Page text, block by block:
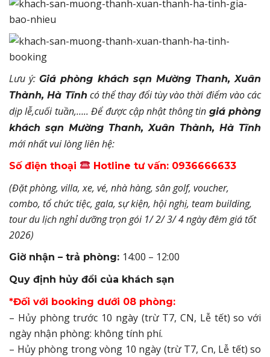
Lưu ý:Giá phòng khách sạn Mường Thanh, Xuân
Thành, Hà Tĩnh có thể thay đổi tùy vào thời điểm vào các
dịp lễ,cuối tuần,….. Để được cập nhật thông tin giá phòng
khách sạn Mường Thanh, Xuân Thành, Hà Tĩnh
mới nhất vui lòng liên hệ:
Số điện thoại Hotline tư vấn: 0936666633
(Đặt phòng, villa, xe, vé, nhà hàng, sân golf, voucher,
combo, tổ chức tiệc, gala, sự kiện, hội nghị, team building,
tour du lịch nghỉ dưỡng trọn gói 1/ 2/ 3/ 4 ngày đêm giá tốt
2026)
Giờ nhận – trả phòng: 14:00 – 12:00
Quy định hủy đổi của khách sạn
*Đối với booking dưới 08 phòng:
– Hủy phòng trước 10 ngày (trừ T7, CN, Lễ tết) so với
ngày nhận phòng: không tính phí.
– Hủy phòng trong vòng 10 ngày (trừ T7, Cn, Lễ tết) so